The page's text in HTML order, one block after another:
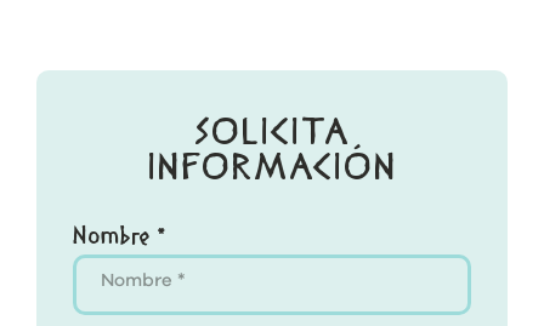
SOLICITA
INFORMACIÓN
Nombre *